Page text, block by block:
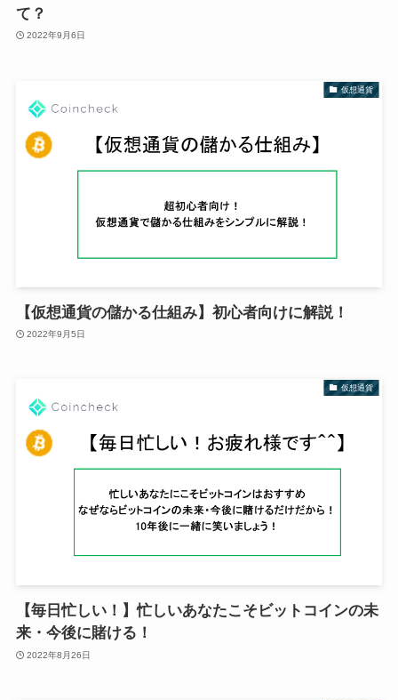
て？
2022年9月6日
仮想通貨
【仮想通貨の儲かる仕組み】初心者向けに解説！
2022年9月5日
仮想通貨
【毎日忙しい！】忙しいあなたこそビットコインの未
来・今後に賭ける！
2022年8月26日